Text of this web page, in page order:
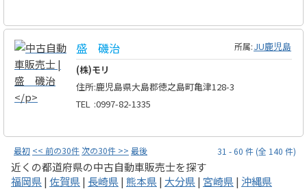
盛 磯治 所属:JU鹿児島
(株)モリ
住所:鹿児島県大島郡徳之島町亀津128-3
TEL :0997-82-1335
31 - 60 件 (全 140 件)
最初 << 前の30件次の30件 >> 最後
近くの都道府県の中古自動車販売士を探す
福岡県| 佐賀県| 長崎県| 熊本県| 大分県| 宮崎県| 沖縄県